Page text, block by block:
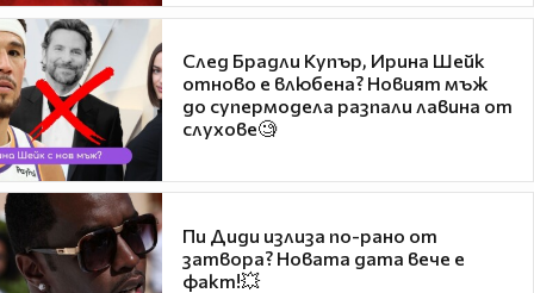
След Брадли Купър, Ирина Шейк
отново е влюбена? Новият мъж
до супермодела разпали лавина от
слухове🧐
Пи Диди излиза по-рано от
затвора? Новата дата вече е
факт!💥